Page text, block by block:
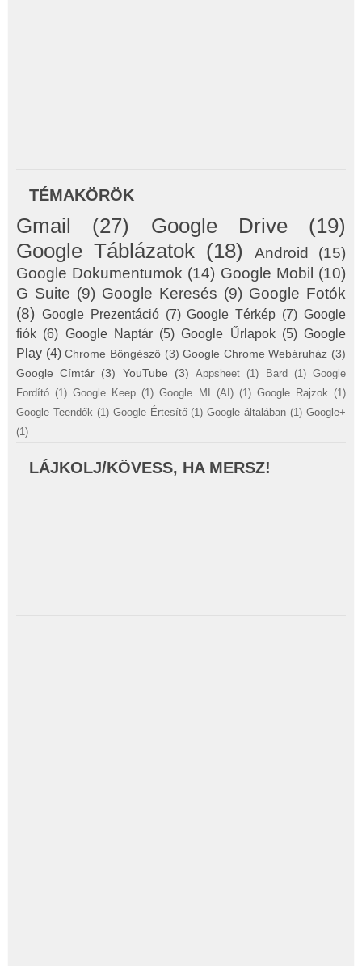
TÉMAKÖRÖK
Gmail (27) Google Drive
(19)
Google Táblázatok (18) Android
(15)
Google Dokumentumok (14) Google Mobil (10)
G Suite (9) Google Keresés (9) Google Fotók
(8) Google Prezentáció (7) Google Térkép (7) Google
fiók (6) Google Naptár (5) Google Űrlapok (5) Google
Play (4) Chrome Böngésző (3) Google Chrome Webáruház (3)
Google Címtár (3) YouTube (3) Appsheet (1) Bard (1) Google
Fordító (1) Google Keep (1) Google MI (AI) (1) Google Rajzok (1)
Google Teendők (1) Google Értesítő (1) Google általában (1) Google+
(1)
LÁJKOLJ/KÖVESS, HA MERSZ!